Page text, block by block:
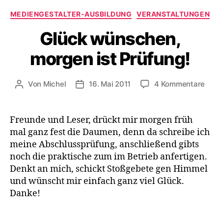
Kategorien
MEDIENGESTALTER-AUSBILDUNG VERANSTALTUNGEN
Glück wünschen,
morgen ist Prüfung!
Beitragsautor
Von Michel Veröffentlichungsdatum
16. Mai 2011 4 Kommentare
ist
Freunde und Leser, drückt mir morgen früh
mal ganz fest die Daumen, denn da schreibe ich
meine Abschlussprüfung, anschließend gibts
noch die praktische zum im Betrieb anfertigen.
Denkt an mich, schickt Stoßgebete gen Himmel
und wünscht mir einfach ganz viel Glück.
Danke!